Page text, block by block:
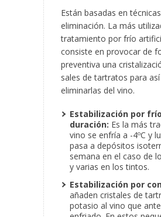
Están basadas en
eliminación. La más
tratamiento por frío
consiste en provocar de
preventiva una
sales de tartratos para así
eliminarlas del vino.
Estabilización por
duración: Es la más
vino se enfría a -4ºC y
pasa a depósitos
semana en el caso de
y varias en los tintos.
Estabilización por
añaden cristales de
potasio al vino que